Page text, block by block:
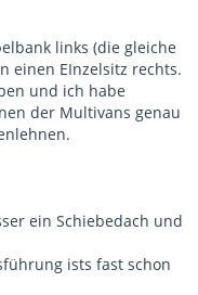
links (die gleiche
einen EInzelsitz rechts.
und ich habe
der Multivans genau
ein Schiebedach und
ists fast schon